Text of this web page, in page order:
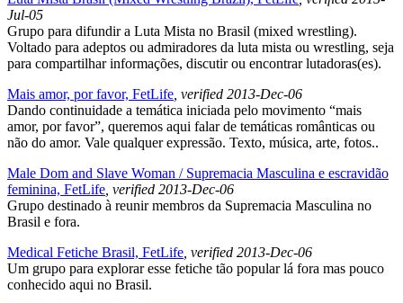
Jul-05
Grupo para difundir a Luta Mista no Brasil (mixed wrestling).
Voltado para adeptos ou admiradores da luta mista ou wrestling, seja
para compartilhar informações, discutir ou encontrar lutadoras(es).
Mais amor, por favor, FetLife , verified 2013-Dec-06
Dando continuidade a temática iniciada pelo movimento “mais
amor, por favor”, queremos aqui falar de temáticas românticas ou
não do amor. Vale qualquer expressão. Texto, música, arte, fotos..
Male Dom and Slave Woman / Supremacia Masculina e escravidão
feminina, FetLife , verified 2013-Dec-06
Grupo destinado à reunir membros da Supremacia Masculina no
Brasil e fora.
Medical Fetiche Brasil, FetLife , verified 2013-Dec-06
Um grupo para explorar esse fetiche tão popular lá fora mas pouco
conhecido aqui no Brasil.